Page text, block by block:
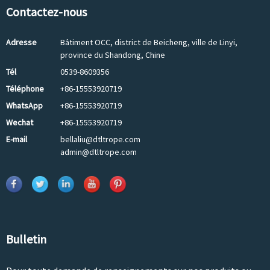
Contactez-nous
Adresse
Bâtiment OCC, district de Beicheng, ville de Linyi,
province du Shandong, Chine
Tél
0539-8609356
Téléphone
+86-15553920719
WhatsApp
+86-15553920719
Wechat
+86-15553920719
E-mail
bellaliu@dtltrope.com
admin@dtltrope.com
Bulletin